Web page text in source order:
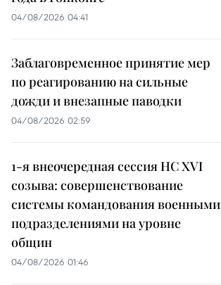
04/08/2026 04:41
Заблаговременное принятие мер
по реагированию на сильные
дожди и внезапные паводки
04/08/2026 02:59
1-я внеочередная сессия НС XVI
созыва: совершенствование
системы командования военными
подразделениями на уровне
общин
04/08/2026 01:46